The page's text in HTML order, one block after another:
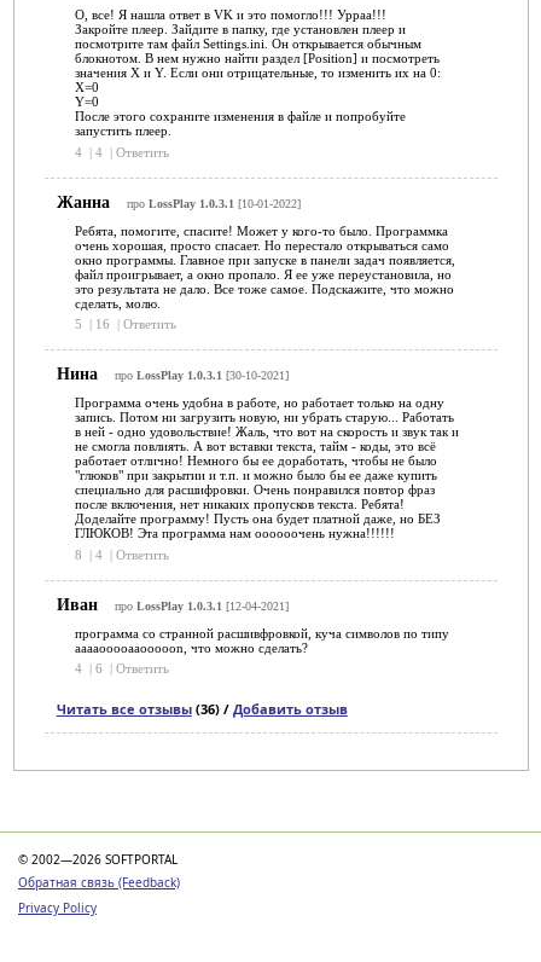
О, все! Я нашла ответ в VK и это помогло!!! Урраа!!!
Закройте плеер. Зайдите в папку, где установлен плеер и
посмотрите там файл Settings.ini. Он открывается обычным
блокнотом. В нем нужно найти раздел [Position] и посмотреть
значения X и Y. Если они отрицательные, то изменить их на 0:
X=0
Y=0
После этого сохраните изменения в файле и попробуйте
запустить плеер.
4 | 4 | Ответить
Жанна про LossPlay 1.0.3.1 [10-01-2022]
Ребята, помогите, спасите! Может у кого-то было. Программка
очень хорошая, просто спасает. Но перестало открываться само
окно программы. Главное при запуске в панели задач появляется,
файл проигрывает, а окно пропало. Я ее уже переустановила, но
это результата не дало. Все тоже самое. Подскажите, что можно
сделать, молю.
5
16 Ответить
Нина про LossPlay 1.0.3.1[30-10-2021]
Программа очень удобна в работе, но работает только на одну
запись. Потом ни загрузить новую, ни убрать старую... Работать
в ней - одно удовольствие! Жаль, что вот на скорость и звук так и
не смогла повлиять. А вот вставки текста, тайм - коды, это всё
работает отлично! Немного бы ее доработать, чтобы не было
"глюков" при закрытии и т.п. и можно было бы ее даже купить
специально для расшифровки. Очень понравился повтор фраз
после включения, нет никаких пропусков текста. Ребята!
Доделайте программу! Пусть она будет платной даже, но БЕЗ
ГЛЮКОВ! Эта программа нам оооооочень нужна!!!!!!
8
| 4 | Ответить
Иван про LossPlay 1.0.3.1 [12-04-2021]
программа со странной расшивфровкой, куча символов по типу
aaaaooooaaooooon, что можно сделать?
4
6 Ответить
Читать все отзывы(36) / Добавить отзыв
© 2002—2026 SOFTPORTAL
Обратная связь (Feedback)
Privacy Policy